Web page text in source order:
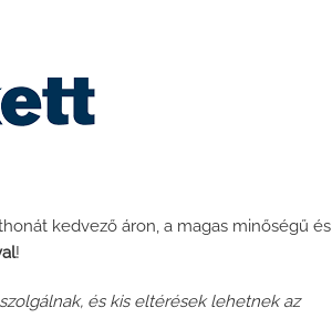
kedvező áron, a magas minőségű és
!
és kis eltérések lehetnek az